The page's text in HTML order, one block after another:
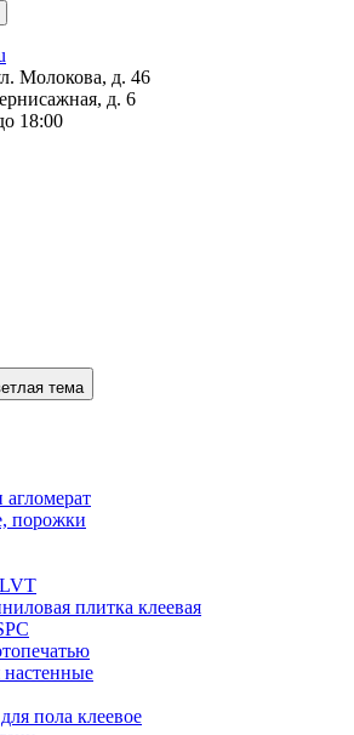
Молокова, д. 46
д. 6
18:00
тема
агломерат
порожки
плитка клеевая
пола клеевое